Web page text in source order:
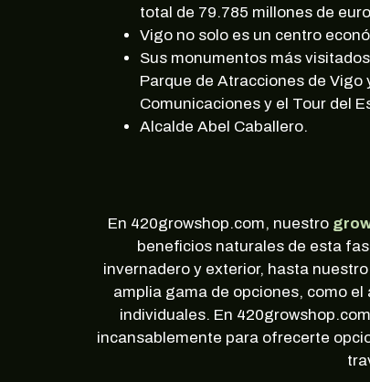
total de 79.785 millones de
Vigo no solo es un centro
Sus monumentos más
Parque de Atracciones de
Comunicaciones y el Tour del
Alcalde Abel Caballero.
En 420growshop.com, nuestro
beneficios naturales de esta
invernadero y exterior, hasta
amplia gama de opciones, como el
individuales. En
incansablemente para ofrecerte